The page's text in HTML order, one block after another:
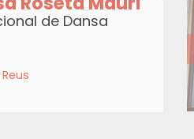
de Dansa